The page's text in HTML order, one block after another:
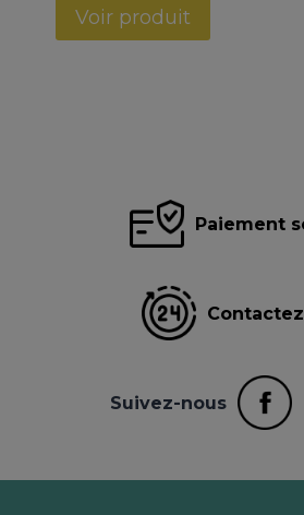
Voir produit
Paiement
Suivez-nous